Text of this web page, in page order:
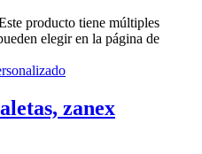
producto tiene múltiples
elegir en la página de
zanex